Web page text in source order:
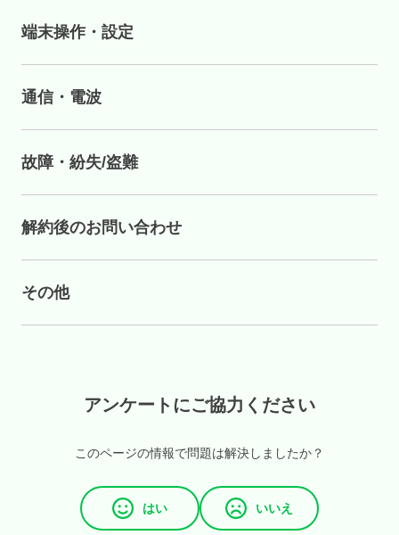
端末操作・設定
通信・電波
故障・紛失/盗難
解約後のお問い合わせ
その他
アンケートにご協力ください
このページの情報で問題は解決しましたか？
はい いいえ